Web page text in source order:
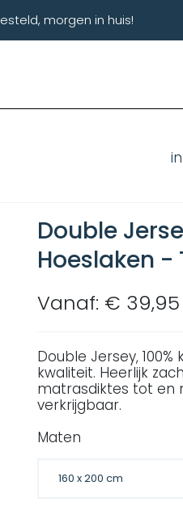
morgen in huis!
Double
Hoeslaken -
Vanaf: € 39,95
Double Jersey,
kwaliteit. Heerlijk
matrasdiktes tot en
verkrijgbaar.
Maten